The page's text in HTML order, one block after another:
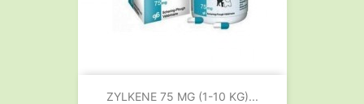
ZYLKENE 75 MG (1-10 KG)...